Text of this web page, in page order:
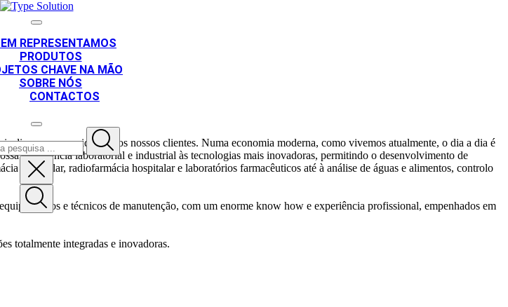
REPRESENTAMOS
PRODUTOS
CHAVE NA MÃO
SOBRE NÓS
CONTACTOS
diversas necessidades dos nossos clientes. Numa economia moderna, como vivemos atualmente, o dia a dia é
experiência laboratorial e industrial às tecnologias mais inovadoras, permitindo o desenvolvimento de
hospitalar, radiofarmácia hospitalar e laboratórios farmacêuticos até à análise de águas e alimentos, controlo
e técnicos de manutenção, com um enorme know how e experiência profissional, empenhados em
totalmente integradas e inovadoras.